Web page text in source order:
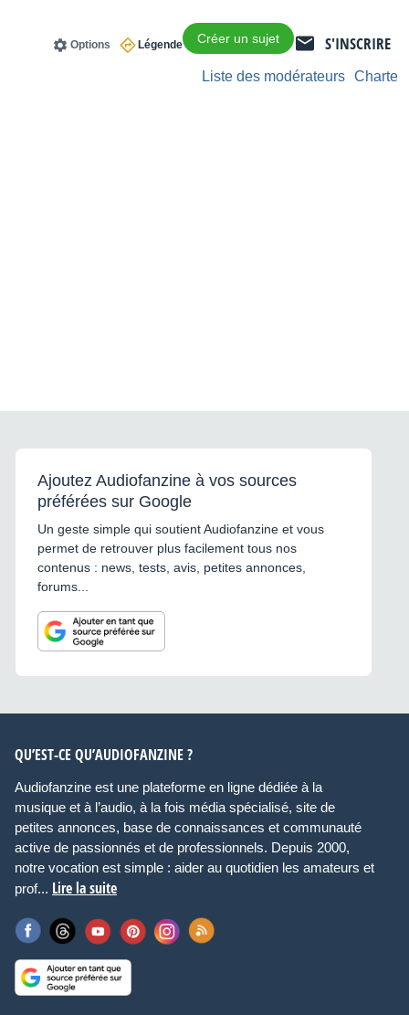
S'INSCRIRE
Créer un sujet
Légende
Options
Charte
Liste des modérateurs
Ajoutez Audiofanzine à vos sources
préférées sur Google
Un geste simple qui soutient Audiofanzine et vous
permet de retrouver plus facilement tous nos
contenus : news, tests, avis, petites annonces,
forums...
QU’EST-CE QU’AUDIOFANZINE ?
Audiofanzine est une plateforme en ligne dédiée à la
musique et à l’audio, à la fois média spécialisé, site de
petites annonces, base de connaissances et communauté
active de passionnés et de professionnels. Depuis 2000,
notre vocation est simple : aider au quotidien les amateurs et
prof... Lire la suite